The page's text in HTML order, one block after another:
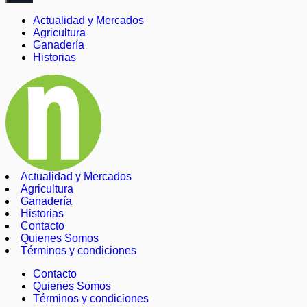
Actualidad y Mercados
Agricultura
Ganadería
Historias
Actualidad y Mercados
Agricultura
Ganadería
Historias
Contacto
Quienes Somos
Términos y condiciones
Contacto
Quienes Somos
Términos y condiciones